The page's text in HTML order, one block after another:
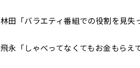
林田「バラエティ番組での役割を見失
飛永「しゃべってなくてもお金もらえ